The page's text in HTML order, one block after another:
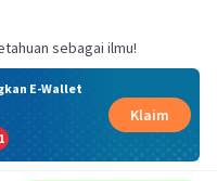
sebagai ilmu!
E-Wallet
Klaim